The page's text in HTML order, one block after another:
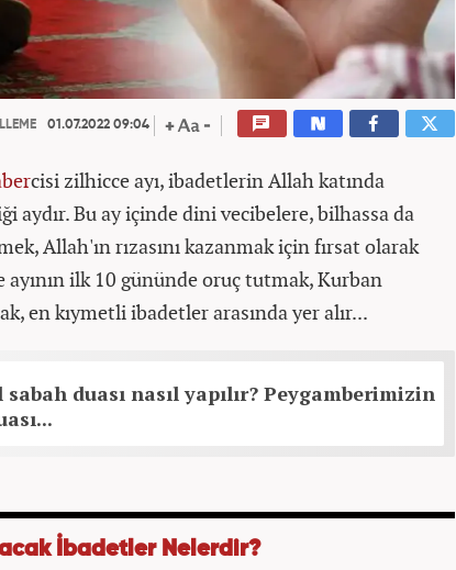
01.07.2022 09:04
cisi zilhicce ayı, ibadetlerin Allah katında
aydır. Bu ay içinde dini vecibelere, bilhassa da
Allah'ın rızasını kazanmak için fırsat olarak
ilk 10 gününde oruç tutmak, Kurban
en kıymetli ibadetler arasında yer alır...
sabah duası nasıl yapılır? Peygamberimizin
İbadetler Nelerdir?